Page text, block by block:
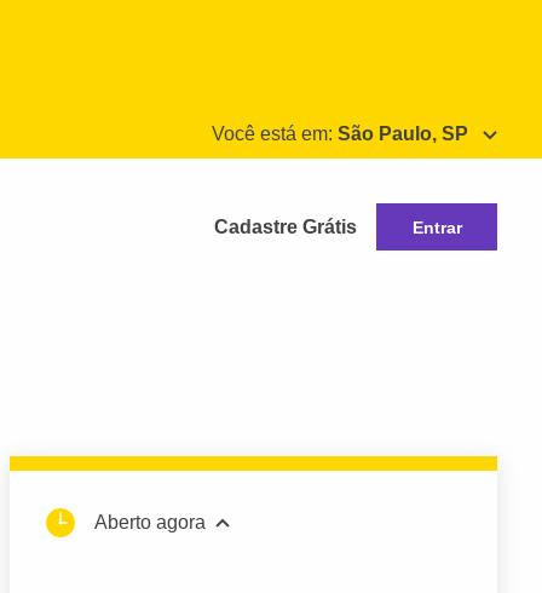
Você está em: São Paulo, SP
Cadastre Grátis Entrar
Aberto agora